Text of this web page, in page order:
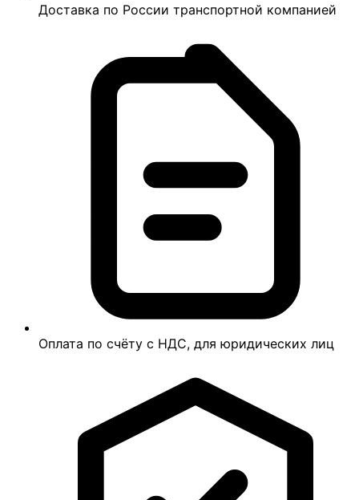
Доставка по России транспортной компанией
Оплата по счёту с НДС, для юридических лиц